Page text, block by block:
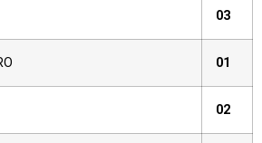
03
01
02